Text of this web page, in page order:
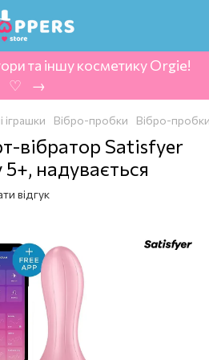
та іншу косметику Orgie!
‍ ♡ ‍ → ‍
іграшки Вібро-пробки Вібро-
вібратор Satisfyer
надувається
відгук